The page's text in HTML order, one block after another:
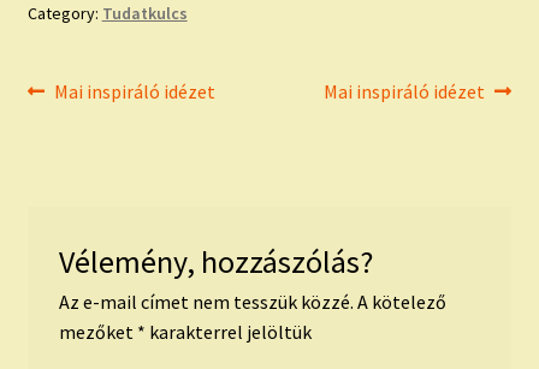
Category: Tudatkulcs
Bejegyzés
Previous
Mai inspiráló idézet
Next
Mai inspiráló idézet
Vélemény, hozzászólás?
Az e-mail címet nem tesszük közzé. A kötelező
mezőket * karakterrel jelöltük